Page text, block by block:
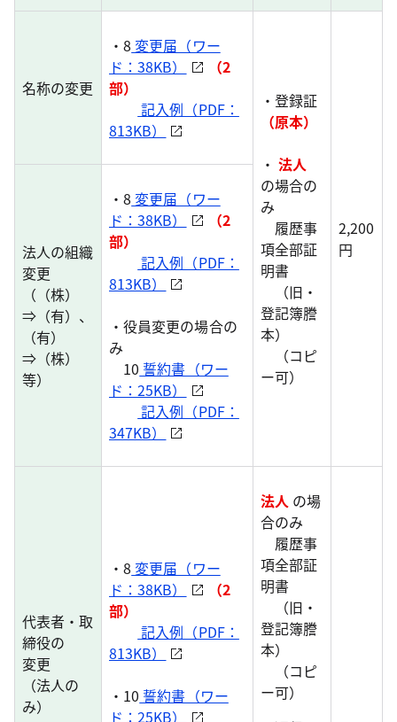
名称の変更
・8 変更届（ワー
ド：38KB）
（2
部）
記入例（PDF：
813KB）
・登録証
（原本）
・法人
の場合の
み
履歴事
項全部証
明書
（旧・
登記簿謄
本）
（コピ
ー可）
2,200
円
法人の組織
変更
（（株）
⇒（有）、
（有）
⇒（株）
等）
・8 変更届（ワー
ド：38KB）
（2
部）
記入例（PDF：
813KB）
・役員変更の場合の
み
10 誓約書（ワー
ド：25KB）
記入例（PDF：
347KB）
代表者・取
締役の
変更
（法人の
み）
・8 変更届（ワー
ド：38KB）
（2
部）
記入例（PDF：
813KB）
・10 誓約書（ワー
ド：25KB）
法人 の場
合のみ
履歴事
項全部証
明書
（旧・
登記簿謄
本）
（コピ
ー可）